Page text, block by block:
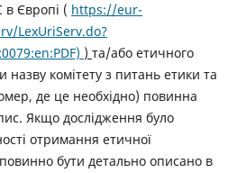
Європі ( https://eur-
LexUriServ.do?
) та/або етичного
комітету з питань етики та
де це необхідно) повинна
Якщо дослідження було
отримання етичної
бути детально описано в